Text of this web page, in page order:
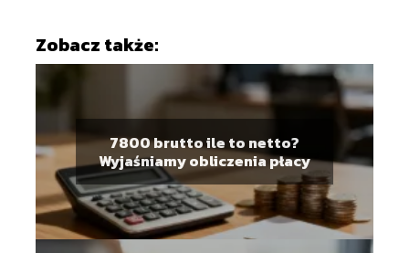
Zobacz także:
7800 brutto ile to netto?
Wyjaśniamy obliczenia płacy